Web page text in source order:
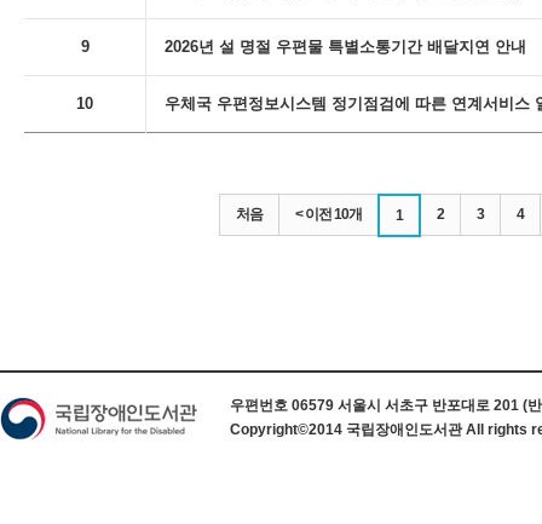
9 2026년 설 명절 우편물 특별소통기간 배달지연 안내
10 우체국 우편정보시스템 정기점검에 따른 연계서비스
처음 < 이전 10개 1 2 3 4
우편번호 06579 서울시 서초구 반포대로 201 (
Copyright©2014 국립장애인도서관 All rights